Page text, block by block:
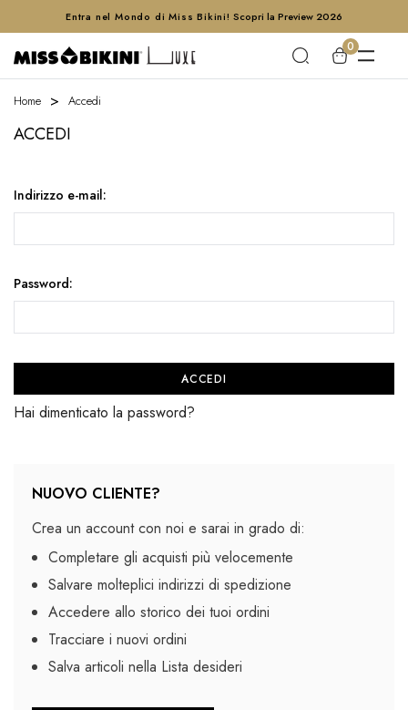
Entra nel Mondo di Miss Bikini! Scopri la Preview 2026
0
Home Accedi
ACCEDI
Indirizzo e-mail:
Password:
Hai dimenticato la password?
NUOVO CLIENTE?
Crea un account con noi e sarai in grado di:
Completare gli acquisti più velocemente
Salvare molteplici indirizzi di spedizione
Accedere allo storico dei tuoi ordini
Tracciare i nuovi ordini
Salva articoli nella Lista desideri